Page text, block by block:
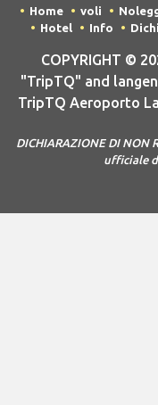
Home voli
Hotel
Info
COPYRIGHT ©
"TripTQ" and
TripTQ Aeroporto
DICHIARAZIONE DI NON
ufficiale